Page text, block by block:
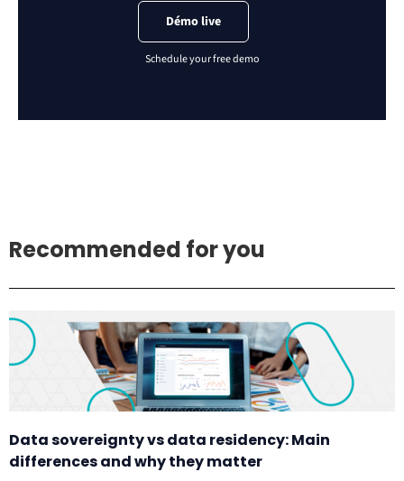
Démo live
Recommended for you
Data sovereignty vs data residency: Main
differences and why they matter